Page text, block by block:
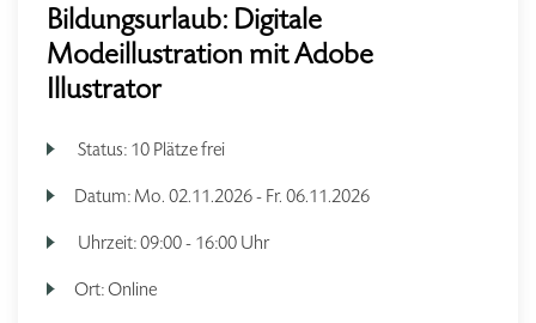
Bildungsurlaub: Digitale
Modeillustration mit Adobe
Illustrator
Status: 10 Plätze frei
Datum: Mo. 02.11.2026 - Fr. 06.11.2026
Uhrzeit:09:00 - 16:00 Uhr
Ort:Online